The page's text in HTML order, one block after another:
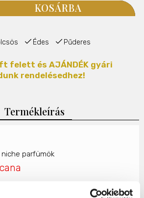
KOSÁRBA
Édes Pűderes
felett és AJÁNDÉK gyári
rendelésedhez!
Termékleírás
niche parfümök